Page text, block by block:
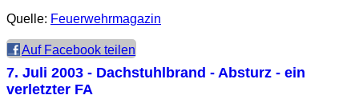
Quelle: Feuerwehrmagazin
Auf Facebook teilen
7. Juli 2003 - Dachstuhlbrand - Absturz - ein
verletzter FA